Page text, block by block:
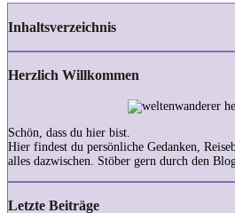
Inhaltsverzeichnis
Herzlich Willkommen
Schön, dass du hier bist.
Hier findest du persönliche Gedanken,
alles dazwischen. Stöber gern durch den
Letzte Beiträge